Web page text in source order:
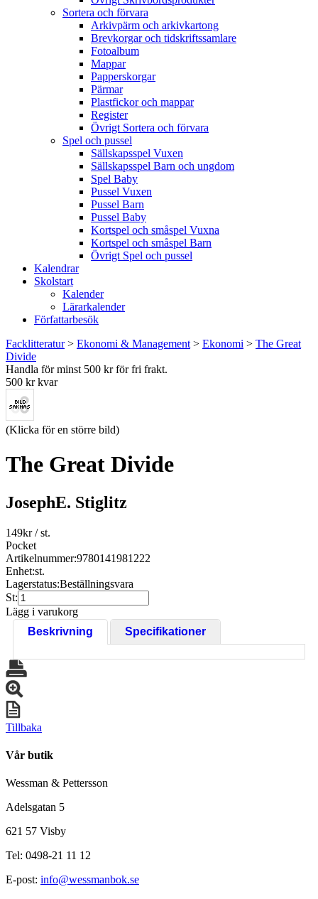
Sortera och förvara
Arkivpärm och arkivkartong
Brevkorgar och tidskriftssamlare
Fotoalbum
Mappar
Papperskorgar
Pärmar
Plastfickor och mappar
Register
Övrigt Sortera och förvara
Spel och pussel
Sällskapsspel Vuxen
Sällskapsspel Barn och ungdom
Spel Baby
Pussel Vuxen
Pussel Barn
Pussel Baby
Kortspel och småspel Vuxna
Kortspel och småspel Barn
Övrigt Spel och pussel
Kalendrar
Skolstart
Kalender
Lärarkalender
Författarbesök
Facklitteratur> Ekonomi & Management > Ekonomi > The Great
Divide
Handla för minst 500 kr för fri frakt.
500 kr kvar
(Klicka för en större bild)
The Great Divide
JosephE. Stiglitz
149kr/ st.
Pocket
Artikelnummer:9780141981222
Enhet:st.
Lagerstatus:Beställningsvara
St:
Lägg i varukorg
Beskrivning
Specifikationer
Tillbaka
Vår butik
Wessman & Pettersson
Adelsgatan 5
621 57 Visby
Tel: 0498-21 11 12
E-post: info@wessmanbok.se